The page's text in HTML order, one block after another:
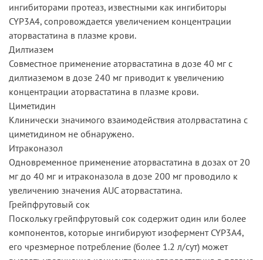
ингибиторами протеаз, известными как ингибиторы
CYP3А4, сопровождается увеличением концентрации
аторвастатина в плазме крови.
Дилтиазем
Совместное применение аторвастатина в дозе 40 мг с
дилтиаземом в дозе 240 мг приводит к увеличению
концентрации аторвастатина в плазме крови.
Циметидин
Клинически значимого взаимодействия атолрвастатина с
циметидином не обнаружено.
Итраконазол
Одновременное применение аторвастатина в дозах от 20
мг до 40 мг и итраконазола в дозе 200 мг проводило к
увеличению значения AUC аторвастатина.
Грейпфрутовый сок
Поскольку грейпфрутовый сок содержит один или более
компонентов, которые ингибируют изофермент CYP3A4,
его чрезмерное потребление (более 1.2 л/сут) может